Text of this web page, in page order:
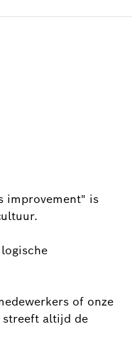
improvement" is
of onze
streeft altijd de